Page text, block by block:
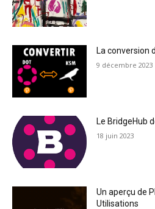
La conversion
9 décembre 2023
Le BridgeHub
18 juin 2023
Un aperçu de
Utilisations